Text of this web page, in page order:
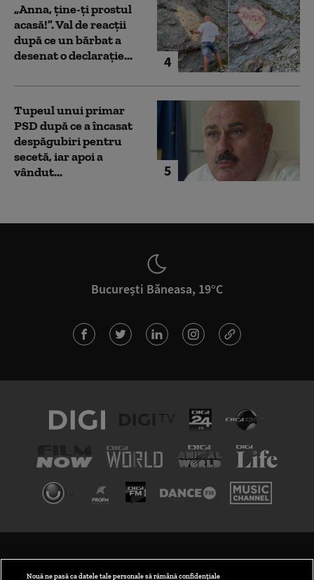
4
„Anna, ţine-ţi prostul
acasă!”. Val de reacții
după ce un bărbat a
desenat o declarație...
5
Tupeul unui primar
PSD după ce a încasat
despăgubiri pentru
secetă, iar apoi a
vândut...
București Băneasa, 19°C
Nouă ne pasă ca datele tale personale să rămână confidențiale